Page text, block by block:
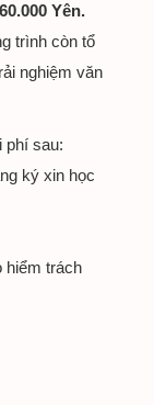
Yên.
trình còn tổ
nghiệm văn
phí sau:
ký xin học
hiểm trách